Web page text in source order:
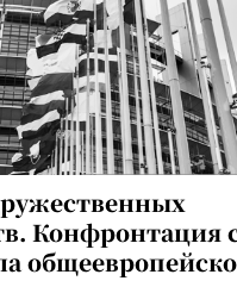
Конфронтация